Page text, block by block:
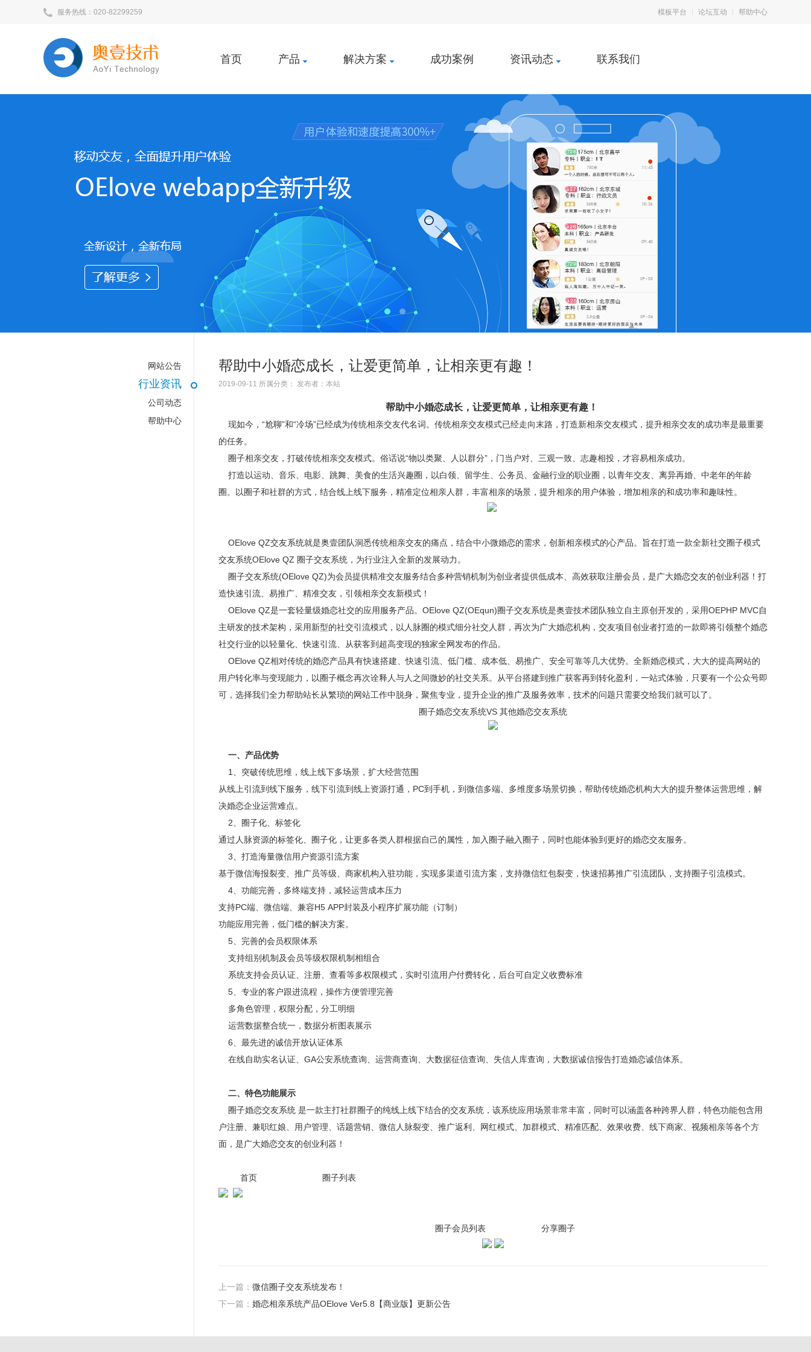
服务热线：020-82299259 模板平台 | 论坛互动 | 帮助中心
首页 产品 解决方案 成功案例 资讯动态 联系我们
网站公告
行业资讯
公司动态
帮助中心
帮助中小婚恋成长，让爱更简单，让相亲更有趣！
2019-09-11 所属分类： 发布者：本站
帮助中小婚恋成长， 让爱更简单 ， 让相亲更有趣！
现如今，“尬聊”和“冷场”已经成为传统相亲交友代名词。传统相亲交友模式已经走向末路，打造新相亲交友模式，提升相亲交友的成功率是最重要
的任务。
圈子相亲交友，打破传统相亲交友模式。俗话说“物以类聚、人以群分”，门当户对、三观一致、志趣相投，才容易相亲成功。
打造以运动、音乐、电影、跳舞、美食的生活兴趣圈，以白领、留学生、公务员、金融行业的职业圈，以青年交友、离异再婚、中老年的年龄
圈。以圈子和社群的方式，结合线上线下服务，精准定位相亲人群，丰富相亲的场景，提升相亲的用户体验，增加相亲的和成功率和趣味性。
OElove QZ交友系统就是奥壹团队洞悉传统相亲交友的痛点，结合中小微婚恋的需求，创新相亲模式的心产品。旨在打造一款全新社交圈子模式
交友系统OElove QZ 圈子交友系统，为行业注入全新的发展动力。
圈子交友系统(OElove QZ)为会员提供精准交友服务结合多种营销机制为创业者提供低成本、高效获取注册会员，是广大婚恋交友的创业利器！打
造快速引流、易推广、精准交友，引领相亲交友新模式！
OElove QZ是一套轻量级婚恋社交的应用服务产品。OElove QZ(OEqun)圈子交友系统是奥壹技术团队独立自主原创开发的，采用OEPHP MVC自
主研发的技术架构，采用新型的社交引流模式，以人脉圈的模式细分社交人群，再次为广大婚恋机构，交友项目创业者打造的一款即将引领整个婚恋
社交行业的以轻量化、快速引流、从获客到超高变现的独家全网发布的作品。
OElove QZ相对传统的婚恋产品具有快速搭建、快速引流、低门槛、成本低、易推广、安全可靠等几大优势。全新婚恋模式，大大的提高网站的
用户转化率与变现能力，以圈子概念再次诠释人与人之间微妙的社交关系。从平台搭建到推广获客再到转化盈利，一站式体验，只要有一个公众号即
可，选择我们全力帮助站长从繁琐的网站工作中脱身，聚焦专业，提升企业的推广及服务效率，技术的问题只需要交给我们就可以了。
圈子婚恋交友系统VS 其他婚恋交友系统
一、产品优势
1、突破传统思维，线上线下多场景，扩大经营范围
从线上引流到线下服务，线下引流到线上资源打通，PC到手机，到微信多端、多维度多场景切换，帮助传统婚恋机构大大的提升整体运营思维，解
决婚恋企业运营难点。
2、圈子化、标签化
通过人脉资源的标签化、圈子化，让更多各类人群根据自己的属性，加入圈子融入圈子，同时也能体验到更好的婚恋交友服务。
3、打造海量微信用户资源引流方案
基于微信海报裂变、推广员等级、商家机构入驻功能，实现多渠道引流方案，支持微信红包裂变，快速招募推广引流团队，支持圈子引流模式。
4、功能完善，多终端支持，减轻运营成本压力
支持PC端、微信端、兼容H5 APP封装及小程序扩展功能（订制）
功能应用完善，低门槛的解决方案。
5、完善的会员权限体系
支持组别机制及会员等级权限机制相组合
系统支持会员认证、注册、查看等多权限模式，实时引流用户付费转化，后台可自定义收费标准
5、专业的客户跟进流程，操作方便管理完善
多角色管理，权限分配，分工明细
运营数据整合统一，数据分析图表展示
6、最先进的诚信开放认证体系
在线自助实名认证、GA公安系统查询、运营商查询、大数据征信查询、失信人库查询，大数据诚信报告打造婚恋诚信体系。
二、特色功能展示
圈子婚恋交友系统 是一款主打社群圈子的纯线上线下结合的交友系统，该系统应用场景非常丰富，同时可以涵盖各种跨界人群，特色功能包含用
户注册、兼职红娘、用户管理、话题营销、微信人脉裂变、推广返利、网红模式、加群模式、精准匹配、效果收费、线下商家、视频相亲等各个方
面，是广大婚恋交友的创业利器！
首页 圈子列表
圈子会员列表 分享圈子
上一篇： 微信圈子交友系统发布！
下一篇： 婚恋相亲系统产品OElove Ver5.8【商业版】更新公告